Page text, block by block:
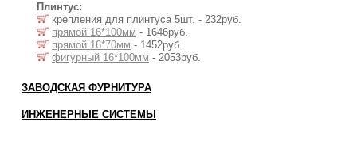
Плинтус:
крепления для плинтуса 5шт. - 232руб.
прямой 16*100мм - 1646руб.
прямой 16*70мм - 1452руб.
фигурный 16*100мм - 2053руб.
ЗАВОДСКАЯ ФУРНИТУРА
ИНЖЕНЕРНЫЕ СИСТЕМЫ